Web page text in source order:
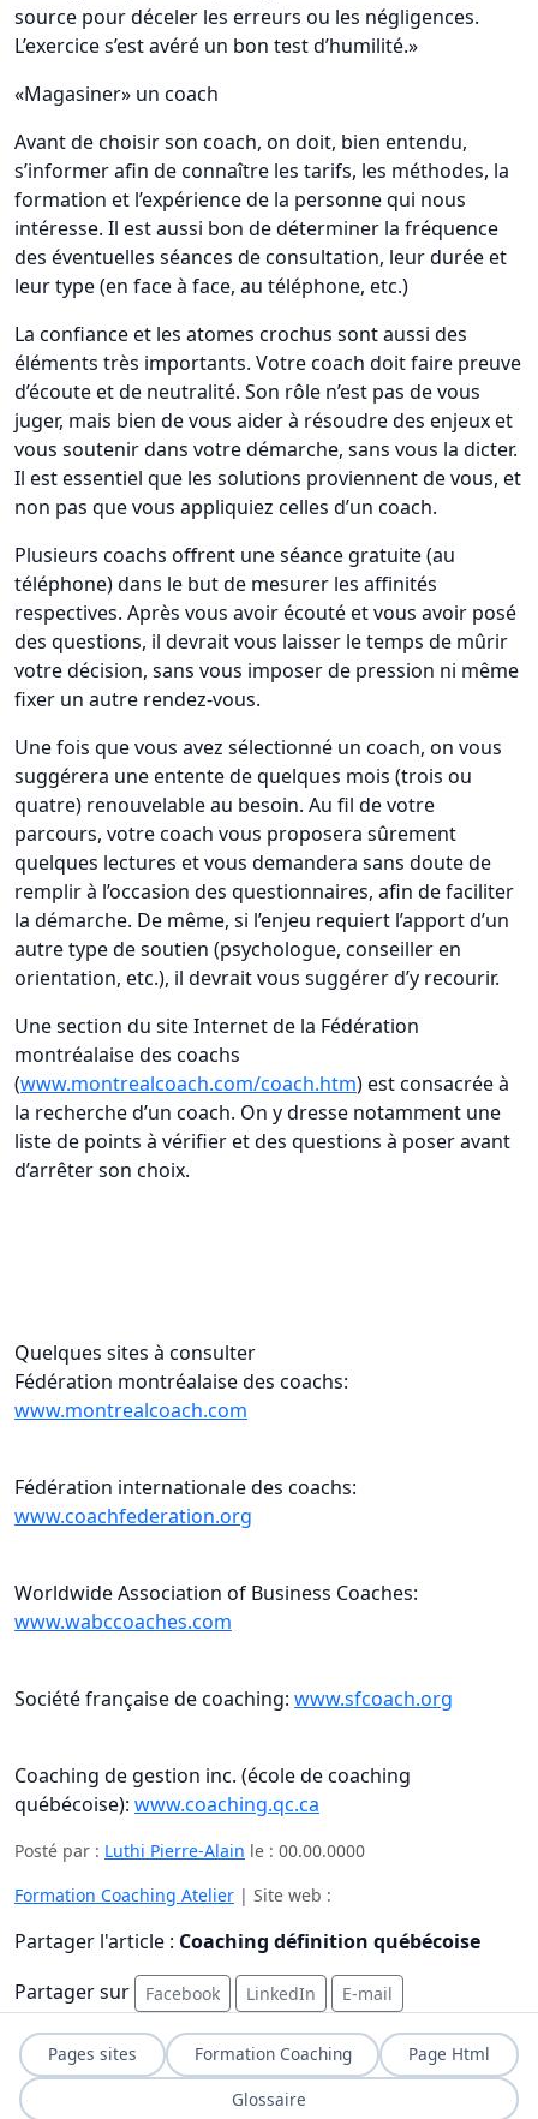
source pour déceler les erreurs ou les négligences.
L’exercice s’est avéré un bon test d’humilité.»
«Magasiner» un coach
Avant de choisir son coach, on doit, bien entendu,
s’informer afin de connaître les tarifs, les méthodes, la
formation et l’expérience de la personne qui nous
intéresse. Il est aussi bon de déterminer la fréquence
des éventuelles séances de consultation, leur durée et
leur type (en face à face, au téléphone, etc.)
La confiance et les atomes crochus sont aussi des
éléments très importants. Votre coach doit faire preuve
d’écoute et de neutralité. Son rôle n’est pas de vous
juger, mais bien de vous aider à résoudre des enjeux et
vous soutenir dans votre démarche, sans vous la dicter.
Il est essentiel que les solutions proviennent de vous, et
non pas que vous appliquiez celles d’un coach.
Plusieurs coachs offrent une séance gratuite (au
téléphone) dans le but de mesurer les affinités
respectives. Après vous avoir écouté et vous avoir posé
des questions, il devrait vous laisser le temps de mûrir
votre décision, sans vous imposer de pression ni même
fixer un autre rendez-vous.
Une fois que vous avez sélectionné un coach, on vous
suggérera une entente de quelques mois (trois ou
quatre) renouvelable au besoin. Au fil de votre
parcours, votre coach vous proposera sûrement
quelques lectures et vous demandera sans doute de
remplir à l’occasion des questionnaires, afin de faciliter
la démarche. De même, si l’enjeu requiert l’apport d’un
autre type de soutien (psychologue, conseiller en
orientation, etc.), il devrait vous suggérer d’y recourir.
Une section du site Internet de la Fédération
montréalaise des coachs
(www.montrealcoach.com/coach.htm) est consacrée à
la recherche d’un coach. On y dresse notamment une
liste de points à vérifier et des questions à poser avant
d’arrêter son choix.
Quelques sites à consulter
Fédération montréalaise des coachs:
www.montrealcoach.com
Fédération internationale des coachs:
www.coachfederation.org
Worldwide Association of Business Coaches:
www.wabccoaches.com
Société française de coaching: www.sfcoach.org
Coaching de gestion inc. (école de coaching
québécoise): www.coaching.qc.ca
Posté par : Luthi Pierre-Alain le : 00.00.0000
Formation Coaching Atelier | Site web :
Partager l'article : Coaching définition québécoise
Partager sur
Facebook LinkedIn E-mail
Pages sites Formation Coaching
Page Html
Glossaire